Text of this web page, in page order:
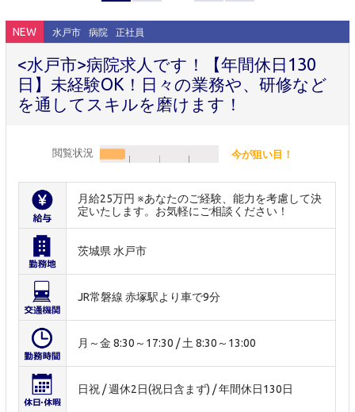
NEW 水戸市 病院 正社員
<水戸市>病院求人です！【年間休日130
日】未経験OK！日々の業務や、研修など
を通してスキルを磨けます！
閲覧状況 今が狙い目！
月給25万円 ※あなたのご経験、能力を考慮して決
定いたします。お気軽にご相談ください！
茨城県 水戸市
JR常磐線 赤塚駅より車で9分
月～金 8:30～17:30 / 土 8:30～13:00
日祝 / 週休2日(祝日含まず) / 年間休日130日